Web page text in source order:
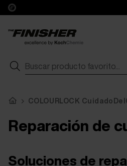
COLOURLOCK
Reparación de
Soluciones de